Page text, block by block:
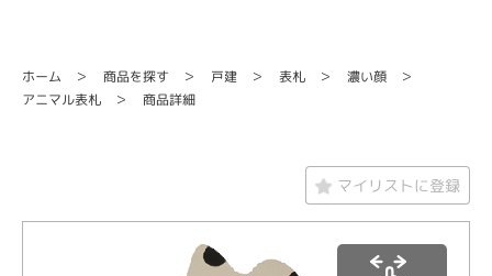
ホーム 商品を探す 戸建 表札 濃い顔
アニマル表札 商品詳細
マイリストに登録